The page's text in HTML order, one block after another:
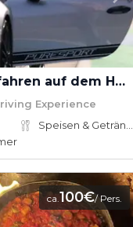
Sportwagen fahren auf dem Hockenheimring
Experience
ca.100€/ Pers.